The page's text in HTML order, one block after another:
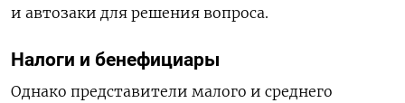
и автозаки для решения вопроса.
Налоги и бенефициары
Однако представители малого и среднего